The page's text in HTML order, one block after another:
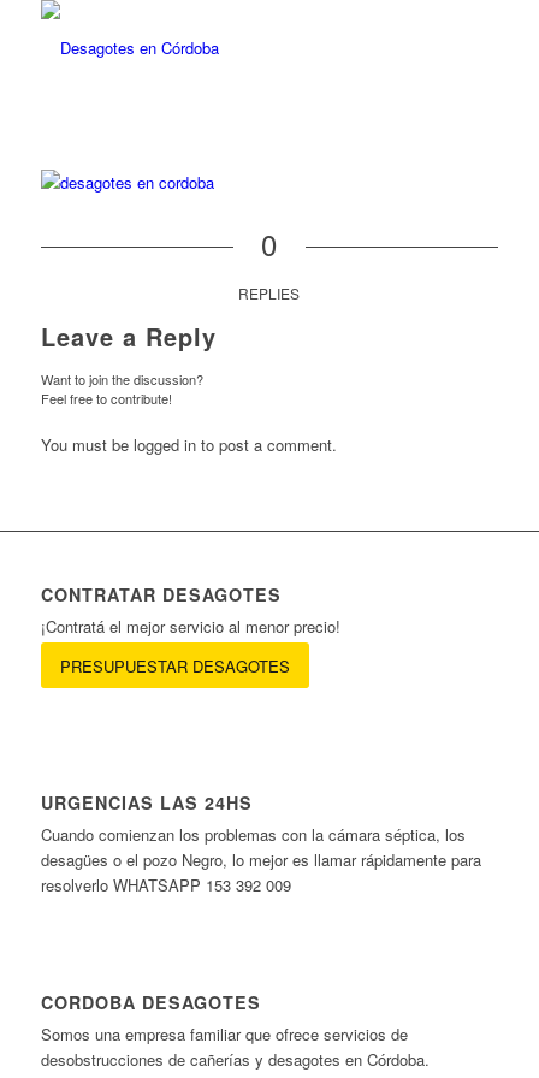
0
REPLIES
Leave a Reply
Want to join the discussion?
Feel free to contribute!
You must be logged in to post a comment.
CONTRATAR DESAGOTES
¡Contratá el mejor servicio al menor precio!
PRESUPUESTAR DESAGOTES
URGENCIAS LAS 24HS
Cuando comienzan los problemas con la cámara séptica, los
desagües o el pozo Negro, lo mejor es llamar rápidamente para
resolverlo WHATSAPP 153 392 009
CORDOBA DESAGOTES
Somos una empresa familiar que ofrece servicios de
desobstrucciones de cañerías y desagotes en Córdoba.